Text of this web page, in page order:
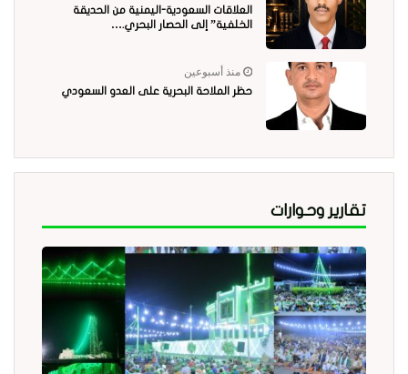
العلاقات السعودية-اليمنية من الحديقة
الخلفية” إلى الحصار البحري.…
منذ أسبوعين
حظر الملاحة البحرية على العدو السعودي
تقارير وحوارات